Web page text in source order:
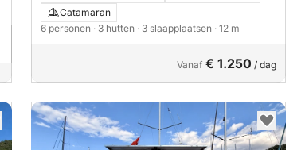
Catamaran
6 personen · 3 hutten · 3 slaapplaatsen · 12 m
Vanaf € 1.250 / dag